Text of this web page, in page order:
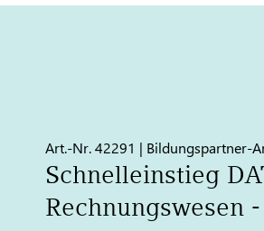
Art.-Nr. 42291 | Bildungspartner-
Schnelleinstieg
Rechnungswesen